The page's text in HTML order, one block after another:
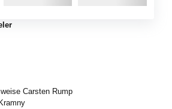
Carsten Rump